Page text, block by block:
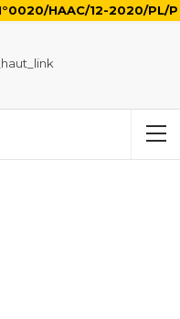
HAAC/12-2020/PL/P